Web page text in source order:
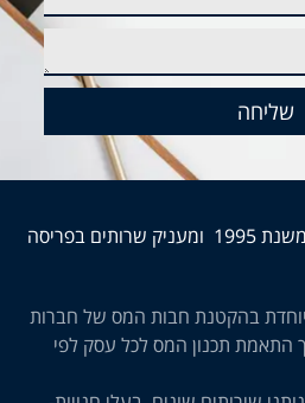
שליחה
משרד רו"ח פויכטונגר קיים משנת 1995 ומעניק שרותים בפריסה
בהקטנת חבות המס של חברות
התאמת תכנון המס לכל עסק לפי